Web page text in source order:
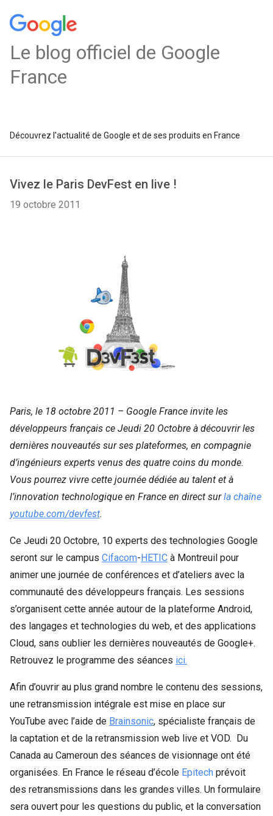
Le blog officiel de Google
France
Découvrez l'actualité de Google et de ses produits en France
Vivez le Paris DevFest en live !
19 octobre 2011
Paris, le 18 octobre 2011 – Google France invite les
développeurs français ce Jeudi 20 Octobre à découvrir les
dernières nouveautés sur ses plateformes, en compagnie
d’ingénieurs experts venus des quatre coins du monde.
Vous pourrez vivre cette journée dédiée au talent et à
l’innovation technologique en France en direct sur
youtube.com/devfest.
Ce Jeudi 20 Octobre, 10 experts des technologies Google
seront sur le campus Cifacom-HETIC à Montreuil pour
animer une journée de conférences et d’ateliers avec la
communauté des développeurs français. Les sessions
s’organisent cette année autour de la plateforme Android,
des langages et technologies du web, et des applications
Cloud, sans oublier les dernières nouveautés de Google+.
Retrouvez le programme des séances ici.
Afin d’ouvrir au plus grand nombre le contenu des sessions,
une retransmission intégrale est mise en place sur
YouTube avec l’aide de Brainsonic, spécialiste français de
la captation et de la retransmission web live et VOD.  Du
Canada au Cameroun des séances de visionnage ont été
organisées. En France le réseau d’école Epitech prévoit
des retransmissions dans les grandes villes. Un formulaire
sera ouvert pour les questions du public, et la conversation